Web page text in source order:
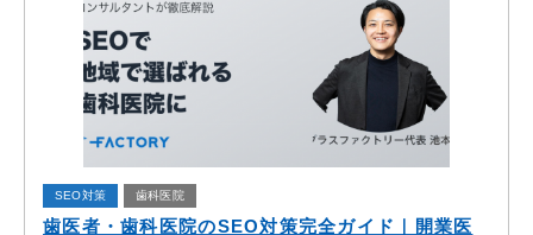
SEO対策 歯科医院
歯医者・歯科医院のSEO対策完全ガイド｜開業医